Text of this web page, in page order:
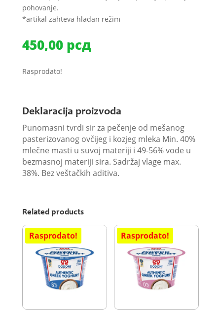
pohovanje.
*artikal zahteva hladan režim
450,00 рсд
Rasprodato!
Deklaracija proizvoda
Punomasni tvrdi sir za pečenje od mešanog
pasterizovanog ovčijeg i kozjeg mleka Min. 40%
mlečne masti u suvoj materiji i 49-56% vode u
bezmasnoj materiji sira. Sadržaj vlage max.
38%. Bez veštačkih aditiva.
Related products